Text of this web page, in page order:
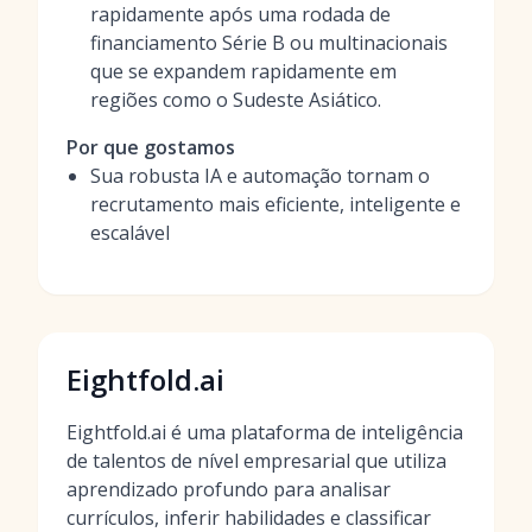
rapidamente após uma rodada de
financiamento Série B ou multinacionais
que se expandem rapidamente em
regiões como o Sudeste Asiático.
Por que gostamos
Sua robusta IA e automação tornam o
recrutamento mais eficiente, inteligente e
escalável
Eightfold.ai
Eightfold.ai é uma plataforma de inteligência
de talentos de nível empresarial que utiliza
aprendizado profundo para analisar
currículos, inferir habilidades e classificar